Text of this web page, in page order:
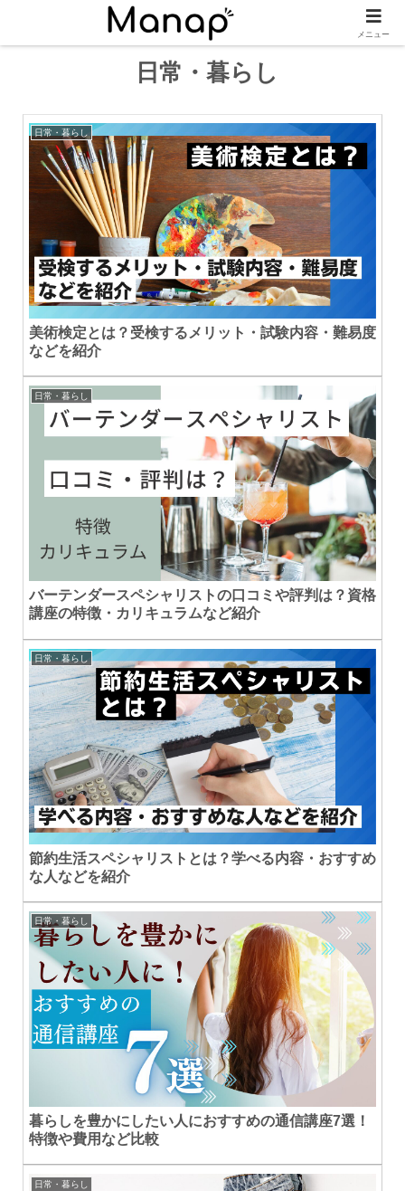
日常・暮らし
日常・暮らし
美術検定とは？受検するメリット・試験内容・難易度
などを紹介
日常・暮らし
バーテンダースペシャリストの口コミや評判は？資格
講座の特徴・カリキュラムなど紹介
日常・暮らし
節約生活スペシャリストとは？学べる内容・おすすめ
な人などを紹介
日常・暮らし
暮らしを豊かにしたい人におすすめの通信講座7選！
特徴や費用など比較
日常・暮らし
メニュー